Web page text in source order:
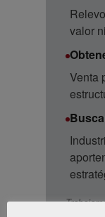
valor
Venta